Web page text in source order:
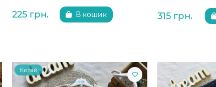
225 грн. В кошик 315 грн.
Китай